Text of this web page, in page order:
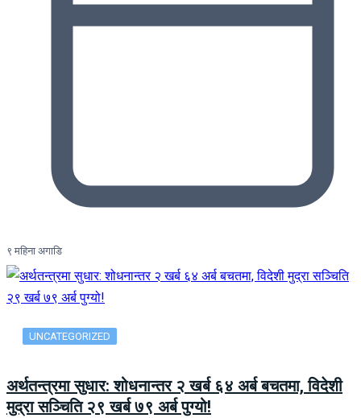
९ महिना अगाडि
UNCATEGORIZED
अर्थतन्त्रमा सुधार: शोधनान्तर २ खर्ब ६४ अर्ब बचतमा, विदेशी
मुद्रा सञ्चिति २९ खर्ब ७९ अर्ब पुग्यो!